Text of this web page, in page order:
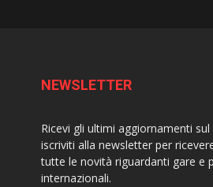
NEWSLETTER
Ricevi gli ultimi aggiornamenti sul
iscriviti alla newsletter per
tutte le novità riguardanti gare e
internazionali.